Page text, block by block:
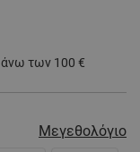
άνω των 100 €
Μεγεθολόγιο